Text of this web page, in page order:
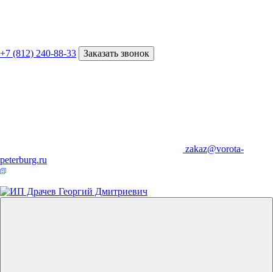
+7 (812) 240-88-33 Заказать звонок
zakaz@vorota-
peterburg.ru